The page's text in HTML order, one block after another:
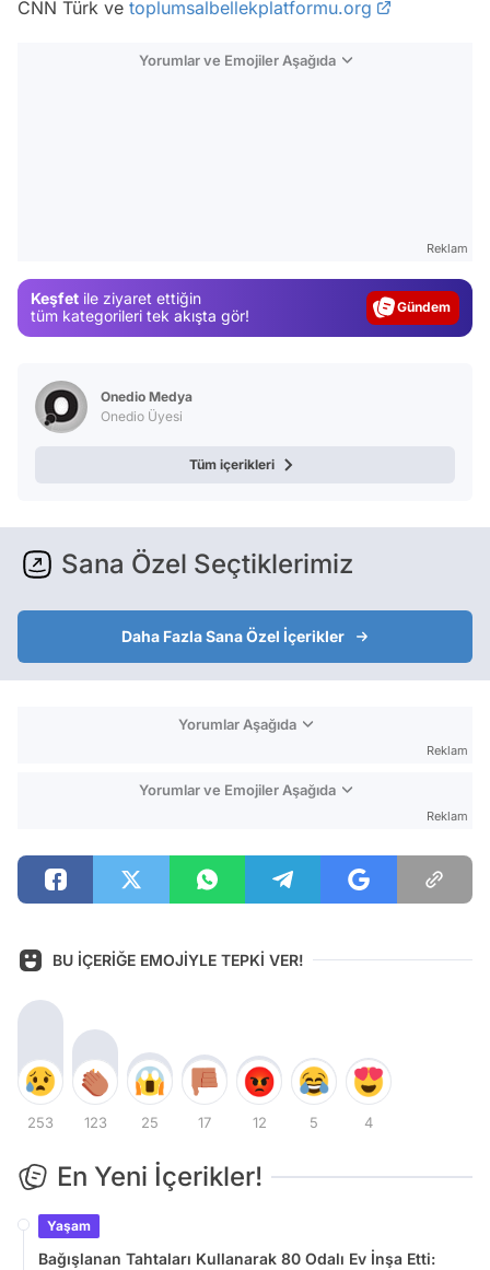
CNN Türk ve toplumsalbellekplatformu.org
Yorumlar ve Emojiler Aşağıda
Reklam
Keşfet ile ziyaret ettiğin
tüm kategorileri tek akışta gör!
Gündem
Onedio Medya
Onedio Üyesi
Tüm içerikleri
Sana Özel Seçtiklerimiz
Daha Fazla Sana Özel İçerikler
Yorumlar Aşağıda
Reklam
Yorumlar ve Emojiler Aşağıda
Reklam
BU İÇERİĞE EMOJİYLE TEPKİ VER!
253 123 25 17 12 5 4
En Yeni İçerikler!
Yaşam
Bağışlanan Tahtaları Kullanarak 80 Odalı Ev İnşa Etti: